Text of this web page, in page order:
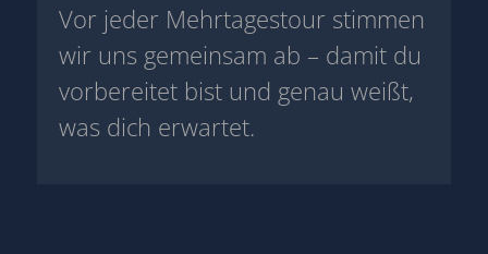
Vor jeder Mehrtagestour stimmen
wir uns gemeinsam ab – damit du
vorbereitet bist und genau weißt,
was dich erwartet.